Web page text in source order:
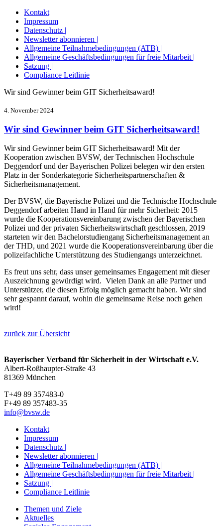
Kontakt
Impressum
Datenschutz |
Newsletter abonnieren |
Allgemeine Teilnahmebedingungen (ATB) |
Allgemeine Geschäftsbedingungen für freie Mitarbeit |
Satzung |
Compliance Leitlinie
Wir sind Gewinner beim GIT Sicherheitsaward!
4. November 2024
Wir sind Gewinner beim GIT Sicherheitsaward!
Wir sind Gewinner beim GIT Sicherheitsaward! Mit der
Kooperation zwischen BVSW, der Technischen Hochschule
Deggendorf und der Bayerischen Polizei belegen wir den ersten
Platz in der Sonderkategorie Sicherheitspartnerschaften &
Sicherheitsmanagement.
Der BVSW, die Bayerische Polizei und die Technische Hochschule
Deggendorf arbeiten Hand in Hand für mehr Sicherheit: 2015
wurde die Kooperationsvereinbarung zwischen der Bayerischen
Polizei und der privaten Sicherheitswirtschaft geschlossen, 2019
starteten wir den Bachelorstudiengang Sicherheitsmanagement an
der THD, und 2021 wurde die Kooperationsvereinbarung über die
polizeifachliche Unterstützung des Studiengangs unterzeichnet.
Es freut uns sehr, dass unser gemeinsames Engagement mit dieser
Auszeichnung gewürdigt wird. Vielen Dank an alle Partner und
Unterstützer, die diesen Erfolg möglich gemacht haben. Wir sind
sehr gespannt darauf, wohin die gemeinsame Reise noch gehen
wird!
zurück zur Übersicht
Bayerischer Verband für Sicherheit in der Wirtschaft e.V.
Albert-Roßhaupter-Straße 43
81369 München
T+49 89 357483-0
F+49 89 357483-35
info@bvsw.de
Kontakt
Impressum
Datenschutz |
Newsletter abonnieren |
Allgemeine Teilnahmebedingungen (ATB) |
Allgemeine Geschäftsbedingungen für freie Mitarbeit |
Satzung |
Compliance Leitlinie
Themen und Ziele
Aktuelles